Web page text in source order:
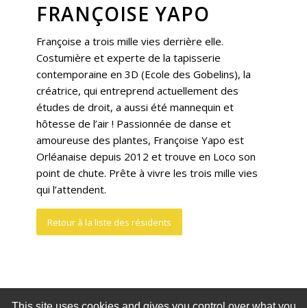
FRANÇOISE YAPO
Françoise a trois mille vies derrière elle.
Costumière et experte de la tapisserie
contemporaine en 3D (Ecole des Gobelins), la
créatrice, qui entreprend actuellement des
études de droit, a aussi été mannequin et
hôtesse de l’air ! Passionnée de danse et
amoureuse des plantes, Françoise Yapo est
Orléanaise depuis 2012 et trouve en Loco son
point de chute. Prête à vivre les trois mille vies
qui l’attendent.
Retour à la liste des résidents